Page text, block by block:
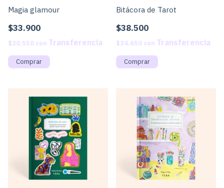
Magia glamour
$33.900
$30.510 con
Bitácora de Tarot
$38.500
$34.650 con